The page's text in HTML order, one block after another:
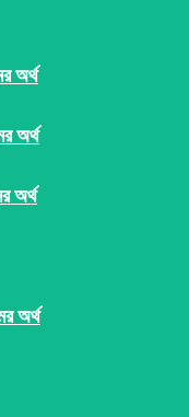
অর্থ
অর্থ
অর্থ
অর্থ